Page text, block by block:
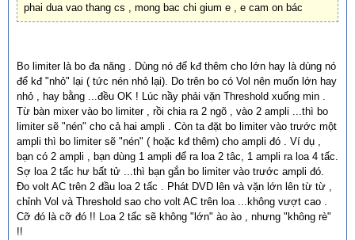
phai dua vao thang cs , mong bac chi gium e , e cam on bác
Bo limiter là bo đa năng . Dùng nó để kđ thêm cho lớn hay là dùng nó
để kđ "nhỏ" lại ( tức nén nhỏ lại). Do trên bo có Vol nên muốn lớn hay
nhỏ , hay bằng ...đều OK ! Lúc nầy phải vặn Threshold xuống min .
Từ bàn mixer vào bo limiter , rồi chia ra 2 ngõ , vào 2 ampli ...thì bo
limiter sẽ "nén" cho cả hai ampli . Còn ta đặt bo limiter vào trước một
ampli thì bo limiter sẽ "nén" ( hoặc kđ thêm) cho ampli đó . Ví dụ ,
bạn có 2 ampli , bạn dùng 1 ampli để ra loa 2 tâc, 1 ampli ra loa 4 tấc.
Sợ loa 2 tấc hư bất tử ...thì bạn gắn bo limiter vào trước ampli đó.
Đo volt AC trên 2 đầu loa 2 tấc . Phát DVD lên và vặn lớn lên từ từ ,
chỉnh Vol và Threshold sao cho volt AC trên loa ...không vượt cao .
Cỡ đó là cỡ đó !! Loa 2 tấc sẽ không "lớn" ào ào , nhưng "không rè"
!!